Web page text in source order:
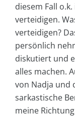
diesem Fall
verteidigen.
verteidigen?
persönlich
diskutiert und
alles machen.
von Nadja und
sarkastische
meine